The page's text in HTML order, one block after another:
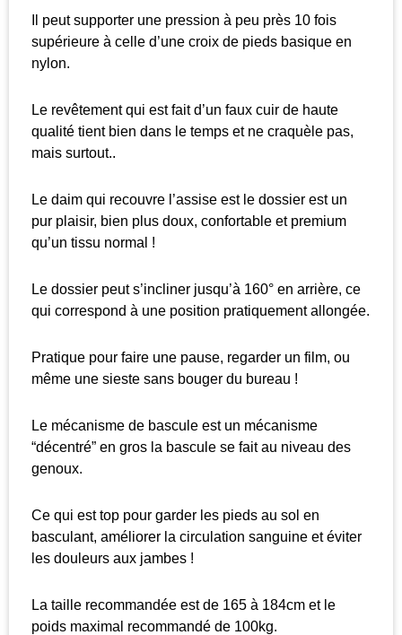
Il peut supporter une pression à peu près 10 fois
supérieure à celle d’une croix de pieds basique en
nylon.
Le revêtement qui est fait d’un faux cuir de haute
qualité tient bien dans le temps et ne craquèle pas,
mais surtout..
Le daim qui recouvre l’assise est le dossier est un
pur plaisir, bien plus doux, confortable et premium
qu’un tissu normal !
Le dossier peut s’incliner jusqu’à 160° en arrière, ce
qui correspond à une position pratiquement allongée.
Pratique pour faire une pause, regarder un film, ou
même une sieste sans bouger du bureau !
Le mécanisme de bascule est un mécanisme
“décentré” en gros la bascule se fait au niveau des
genoux.
Ce qui est top pour garder les pieds au sol en
basculant, améliorer la circulation sanguine et éviter
les douleurs aux jambes !
La taille recommandée est de 165 à 184cm et le
poids maximal recommandé de 100kg.